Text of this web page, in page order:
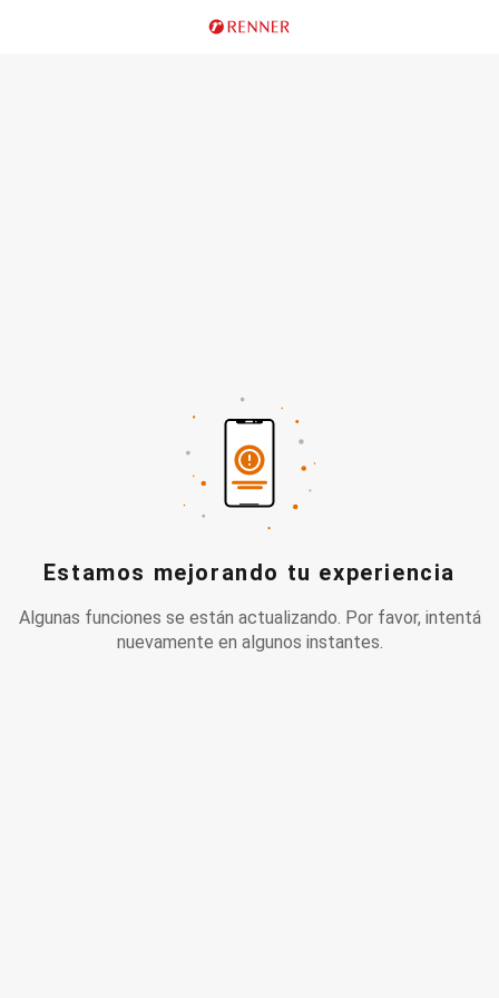
Estamos mejorando tu experiencia
Algunas funciones se están actualizando. Por favor, intentá
nuevamente en algunos instantes.